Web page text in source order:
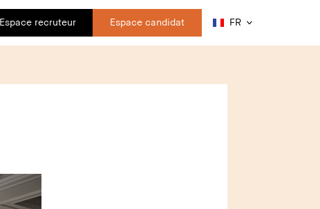
Espace recruteur Espace candidat FR